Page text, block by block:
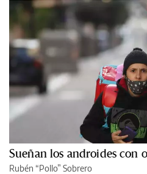
Sueñan los androides con
Rubén “Pollo” Sobrero